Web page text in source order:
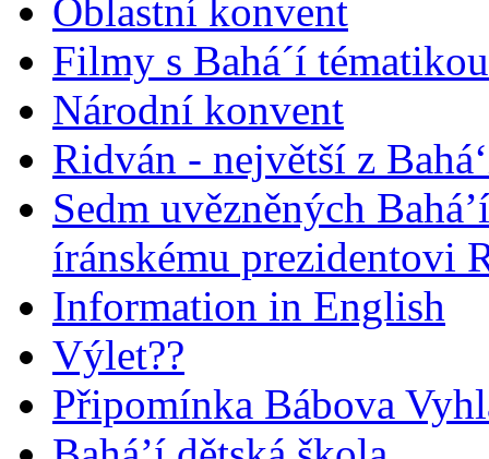
Oblastní konvent
Filmy s Bahá´í
Národní konvent
Ridván - největší z
Sedm uvězněných
íránskému prezidentovi
Information in English
Výlet??
Připomínka Bábova